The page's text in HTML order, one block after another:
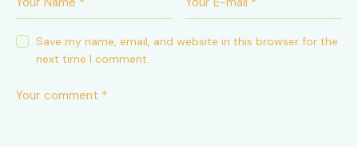
Save my name, email, and website in this browser for the
next time I comment.